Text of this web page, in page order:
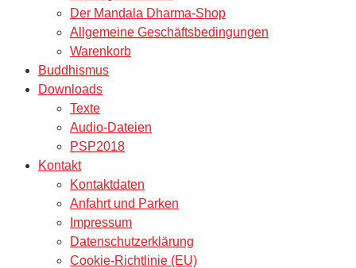
Der Mandala Dharma-Shop
Allgemeine Geschäftsbedingungen
Warenkorb
Buddhismus
Downloads
Texte
Audio-Dateien
PSP2018
Kontakt
Kontaktdaten
Anfahrt und Parken
Impressum
Datenschutzerklärung
Cookie-Richtlinie (EU)